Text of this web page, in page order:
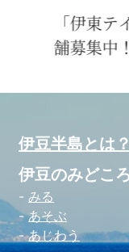
ファミ
伊豆半島とは？
伊豆のみどころ
みる
あそぶ
あじわう